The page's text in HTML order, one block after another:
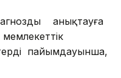
анықтауға
пайымдауынша,